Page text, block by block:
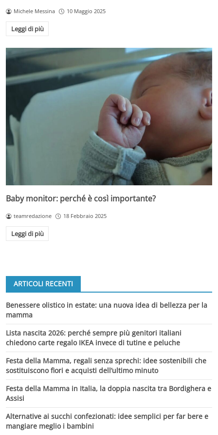
Michele Messina 10 Maggio 2025
Leggi di più
Baby monitor: perché è così importante?
teamredazione 18 Febbraio 2025
Leggi di più
ARTICOLI RECENTI
Benessere olistico in estate: una nuova idea di bellezza per la
mamma
Lista nascita 2026: perché sempre più genitori italiani
chiedono carte regalo IKEA invece di tutine e peluche
Festa della Mamma, regali senza sprechi: idee sostenibili che
sostituiscono fiori e acquisti dell’ultimo minuto
Festa della Mamma in Italia, la doppia nascita tra Bordighera e
Assisi
Alternative ai succhi confezionati: idee semplici per far bere e
mangiare meglio i bambini